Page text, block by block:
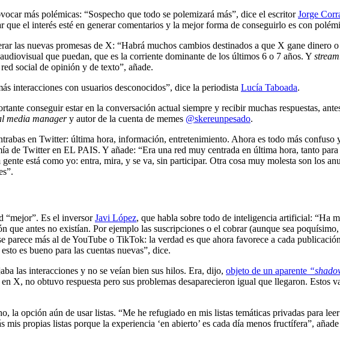
más polémicas: “Sospecho que todo se polemizará más”, dice el escritorJorge
el interés esté en generar comentarios y la mejor forma de conseguirlo es con
las nuevas promesas de X: “Habrá muchos cambios destinados a que X gane
que puedan, que es la corriente dominante de los últimos 6 o 7 años. Y
social de opinión y de texto”, añade.
interacciones con usuarios desconocidos”, dice la periodista Lucía Taboada.
conseguir estar en la conversación actual siempre y recibir muchas respuestas,
media managery autor de la cuenta de memes @skereunpesado.
en Twitter: última hora, información, entretenimiento. Ahora es todo más
de Twitter en EL PAIS. Y añade: “Era una red muy centrada en última hora, tanto
está como yo: entra, mira, y se va, sin participar. Otra cosa muy molesta son los
“mejor”. Es el inversorJavi López, que habla sobre todo de inteligencia artificial: “Ha
que antes no existían. Por ejemplo las suscripciones o el cobrar (aunque sea
más al de YouTube o TikTok: la verdad es que ahora favorece a cada
es bueno para las cuentas nuevas”, dice.
las interacciones y no se veían bien sus hilos. Era, dijo, objeto de un aparente
X, no obtuvo respuesta pero sus problemas desaparecieron igual que llegaron. Estos
la opción aún de usar listas. “Me he refugiado en mis listas temáticas privadas para
mis propias listas porque la experiencia ‘en abierto’ es cada día menos fructífera”,